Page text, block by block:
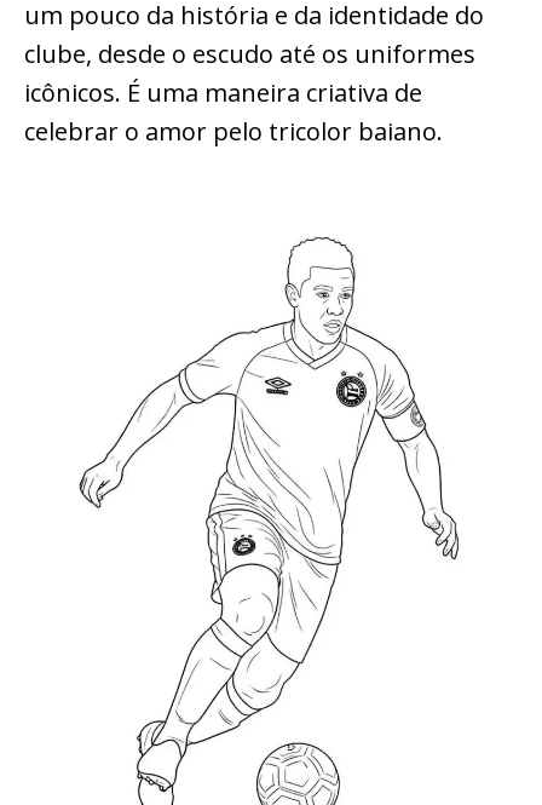
um pouco da história e da identidade do
clube, desde o escudo até os uniformes
icônicos. É uma maneira criativa de
celebrar o amor pelo tricolor baiano.